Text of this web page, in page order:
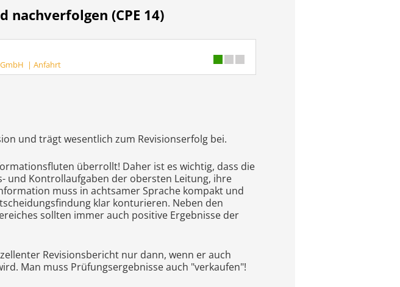
(CPE 14)
| Anfahrt
und trägt wesentlich zum Revisionserfolg bei.
überrollt! Daher ist es wichtig, dass die
und Kontrollaufgaben der obersten Leitung, ihre
muss in achtsamer Sprache kompakt und
klar konturieren. Neben den
sollten immer auch positive Ergebnisse der
Revisionsbericht nur dann, wenn er auch
Man muss Prüfungsergebnisse auch "verkaufen"!